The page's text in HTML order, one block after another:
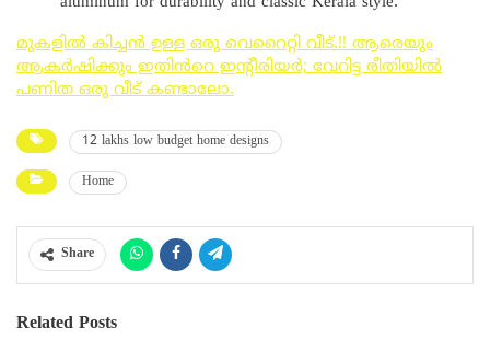
മുകളിൽ കിച്ചൻ ഉള്ള ഒരു വെറൈറ്റി വീട്.!! ആരെയും
ആകർഷിക്കും ഇതിൻറെ ഇന്റീരിയർ; വേറിട്ട രീതിയിൽ
പണിത ഒരു വീട് കണ്ടാലോ.
12 lakhs low budget home designs
Home
Share
Related Posts